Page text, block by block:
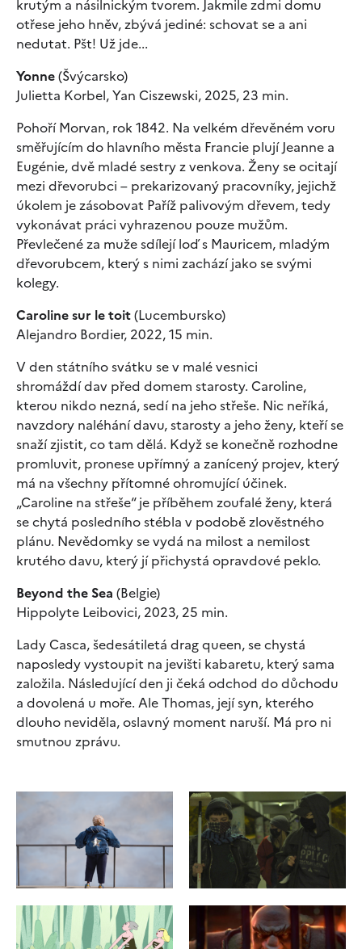
krutým a násilnickým tvorem. Jakmile zdmi domu
otřese jeho hněv, zbývá jediné: schovat se a ani
nedutat. Pšt! Už jde...
Yonne(Švýcarsko)
Julietta Korbel, Yan Ciszewski, 2025, 23 min.
Pohoří Morvan, rok 1842. Na velkém dřevěném voru
směřujícím do hlavního města Francie plují Jeanne a
Eugénie, dvě mladé sestry z venkova. Ženy se ocitají
mezi dřevorubci – prekarizovaný pracovníky, jejichž
úkolem je zásobovat Paříž palivovým dřevem, tedy
vykonávat práci vyhrazenou pouze mužům.
Převlečené za muže sdílejí loď s Mauricem, mladým
dřevorubcem, který s nimi zachází jako se svými
kolegy.
Caroline sur le toit(Lucembursko)
Alejandro Bordier, 2022, 15 min.
V den státního svátku se v malé vesnici
shromáždí dav před domem starosty. Caroline,
kterou nikdo nezná, sedí na jeho střeše. Nic neříká,
navzdory naléhání davu, starosty a jeho ženy, kteří se
snaží zjistit, co tam dělá. Když se konečně rozhodne
promluvit, pronese upřímný a zanícený projev, který
má na všechny přítomné ohromující účinek.
„Caroline na střeše“ je příběhem zoufalé ženy, která
se chytá posledního stébla v podobě zlověstného
plánu. Nevědomky se vydá na milost a nemilost
krutého davu, který jí přichystá opravdové peklo.
Beyond the Sea (Belgie)
Hippolyte Leibovici, 2023, 25 min.
Lady Casca, šedesátiletá drag queen, se chystá
naposledy vystoupit na jevišti kabaretu, který sama
založila. Následující den ji čeká odchod do důchodu
a dovolená u moře. Ale Thomas, její syn, kterého
dlouho neviděla, oslavný moment naruší. Má pro ni
smutnou zprávu.